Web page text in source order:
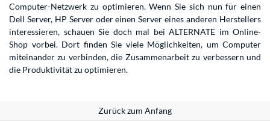
Computer-Netzwerk zu optimieren. Wenn Sie sich nun für einen
Dell Server, HP Server oder einen Server eines anderen Herstellers
interessieren, schauen Sie doch mal bei ALTERNATE im Online-
Shop vorbei. Dort finden Sie viele Möglichkeiten, um Computer
miteinander zu verbinden, die Zusammenarbeit zu verbessern und
die Produktivität zu optimieren.
Zurück zum Anfang